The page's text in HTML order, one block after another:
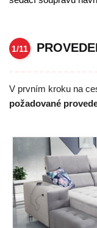
1/11
V prvním kroku na
požadované